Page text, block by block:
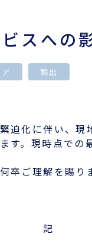
輸
スへの
輸出
迫化に伴い、
す。現時点で
卒ご理解を賜